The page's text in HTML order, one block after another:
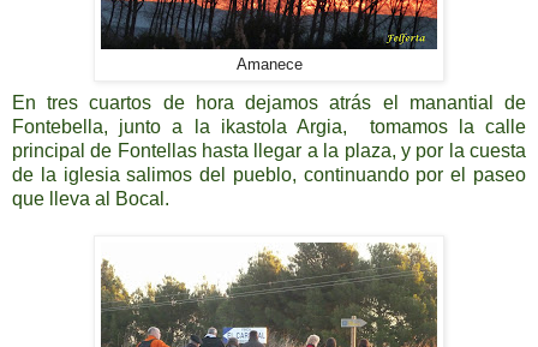
Amanece
En tres cuartos de hora dejamos atrás el manantial de
Fontebella, junto a la ikastola Argia, tomamos la calle
principal de Fontellas hasta llegar a la plaza, y por la cuesta
de la iglesia salimos del pueblo, continuando por el paseo
que lleva al Bocal.